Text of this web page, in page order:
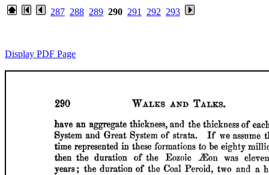
287 288 289 290 291 292 293
Display PDF Page